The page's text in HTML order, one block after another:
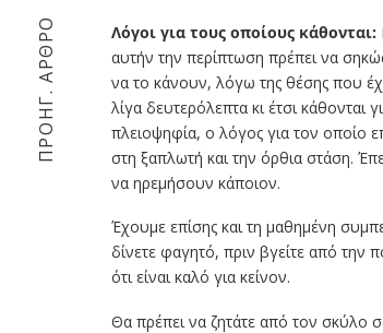
Λόγοι για τους οποίους κάθονται:
αυτήν την περίπτωση πρέπει να
να το κάνουν, λόγω της θέσης που
λίγα δευτερόλεπτα κι έτσι
πλειοψηφία, ο λόγος για τον οποίο
στη ξαπλωτή και την όρθια στάση.
να ηρεμήσουν κάποιον.
Έχουμε επίσης και τη μαθημένη
δίνετε φαγητό, πριν βγείτε από την
ότι είναι καλό για κείνον.
Θα πρέπει να ζητάτε από τον σκύλο
ΠΡΟΗΓ. ΆΡΘΡΟ